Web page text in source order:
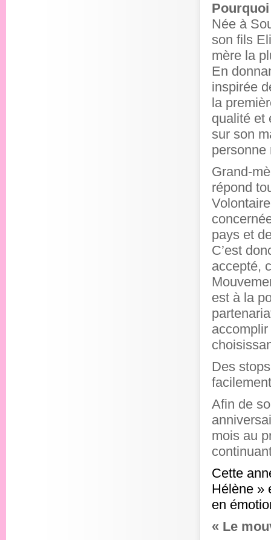
Pourquoi
Née à
son fils
mère la
En
inspirée
la
qualité et
sur son
personne
Grand-
répond
pays et
C’est
accepté,
est à la
Des
Afin de
mois au
Cette
Hélène »
en
« Le